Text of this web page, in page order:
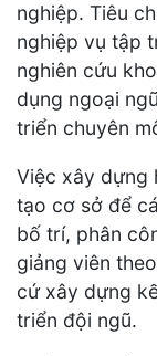
nghiệp. Tiêu
nghiệp vụ tập
nghiên cứu
dụng ngoại
triển chuyên
Việc xây dựng
tạo cơ sở để
bố trí, phân
giảng viên
cứ xây dựng
triển đội ngũ.